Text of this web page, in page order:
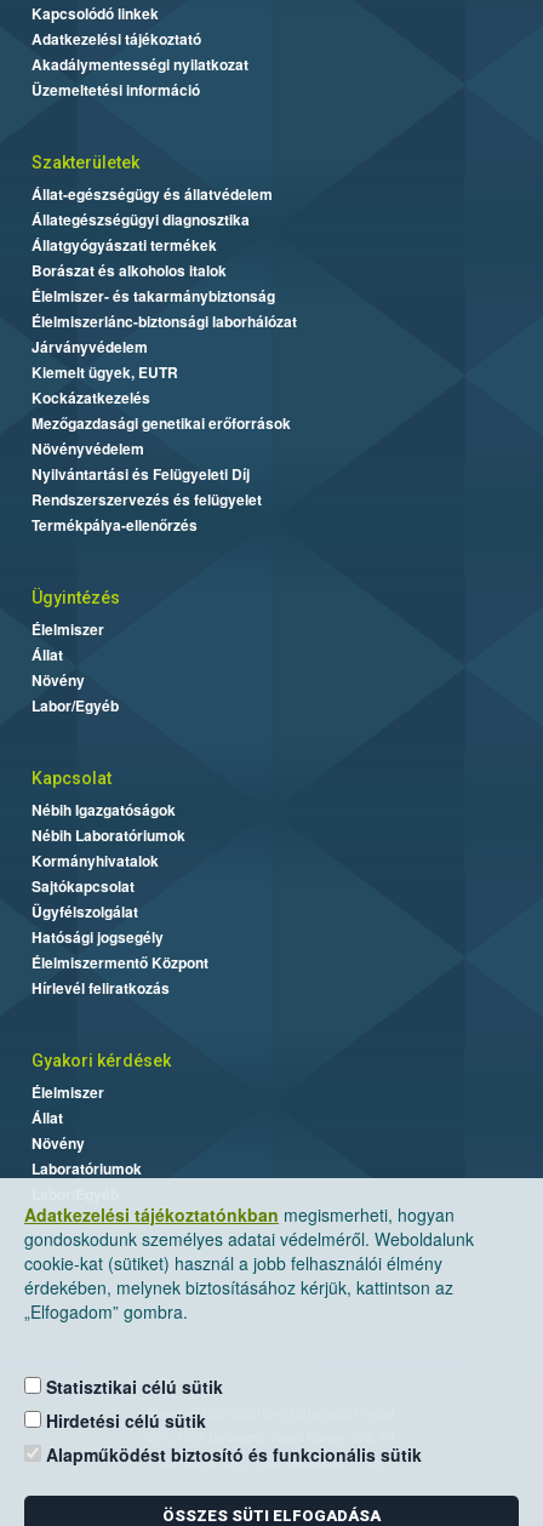
Adatkezelési tájékoztatónkban megismerheti, hogyan
gondoskodunk személyes adatai védelméről. Weboldalunk
cookie-kat (sütiket) használ a jobb felhasználói élmény
érdekében, melynek biztosításához kérjük, kattintson az
„Elfogadom” gombra.
Statisztikai célú sütik
Hirdetési célú sütik
Alapműködést biztosító és funkcionális sütik
ÖSSZES SÜTI ELFOGADÁSA
Kapcsolódó linkek
Adatkezelési tájékoztató
Akadálymentességi nyilatkozat
Üzemeltetési információ
Szakterületek
Állat-egészségügy és állatvédelem
Állategészségügyi diagnosztika
Állatgyógyászati termékek
Borászat és alkoholos italok
Élelmiszer- és takarmánybiztonság
Élelmiszerlánc-biztonsági laborhálózat
Járványvédelem
Kiemelt ügyek, EUTR
Kockázatkezelés
Mezőgazdasági genetikai erőforrások
Növényvédelem
Nyilvántartási és Felügyeleti Díj
Rendszerszervezés és felügyelet
Termékpálya-ellenőrzés
Ügyintézés
Élelmiszer
Állat
Növény
Labor/Egyéb
Kapcsolat
Nébih Igazgatóságok
Nébih Laboratóriumok
Kormányhivatalok
Sajtókapcsolat
Ügyfélszolgálat
Hatósági jogsegély
Élelmiszermentő Központ
Hírlevél feliratkozás
Gyakori kérdések
Élelmiszer
Állat
Növény
Laboratóriumok
Nemzeti Élelmiszerlánc-biztonsági Hivatal
Levelezési cím: 1525 Budapest. Pf. 30.